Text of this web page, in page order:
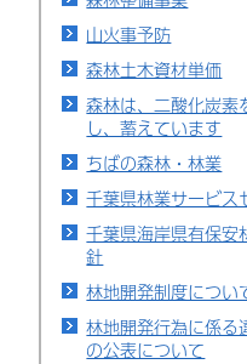
山火事予防
森林土木資材単価
森林は、二酸化炭素
し、蓄えています
ちばの森林・林業
千葉県林業サービス
千葉県海岸県有保安
針
林地開発制度につい
林地開発行為に係る
の公表について